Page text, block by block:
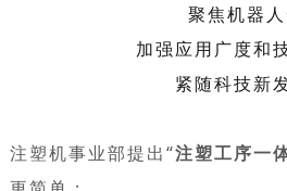
聚焦机器
加强应用广度和
紧随科技新
注塑机事业部提出“注塑工序一